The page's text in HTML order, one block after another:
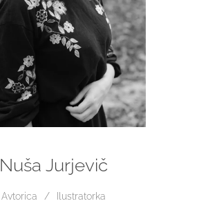
Nuša Jurjevič
Avtorica
Ilustratorka